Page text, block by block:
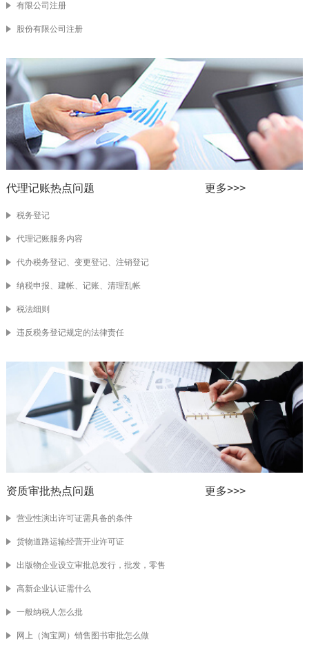
有限公司注册
股份有限公司注册
代理记账热点问题 更多>>>
税务登记
代理记账服务内容
代办税务登记、变更登记、注销登记
纳税申报、建帐、记账、清理乱帐
税法细则
违反税务登记规定的法律责任
资质审批热点问题 更多>>>
营业性演出许可证需具备的条件
货物道路运输经营开业许可证
出版物企业设立审批总发行，批发，零售
高新企业认证需什么
一般纳税人怎么批
网上（淘宝网）销售图书审批怎么做